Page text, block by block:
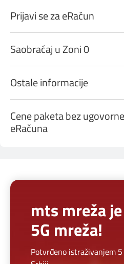
Prijavi se za eRačun
Saobraćaj u Zoni 0
Ostale informacije
Cene paketa bez
eRačuna
mts mreža
5G mreža!
Potvrđeno istraživanjem